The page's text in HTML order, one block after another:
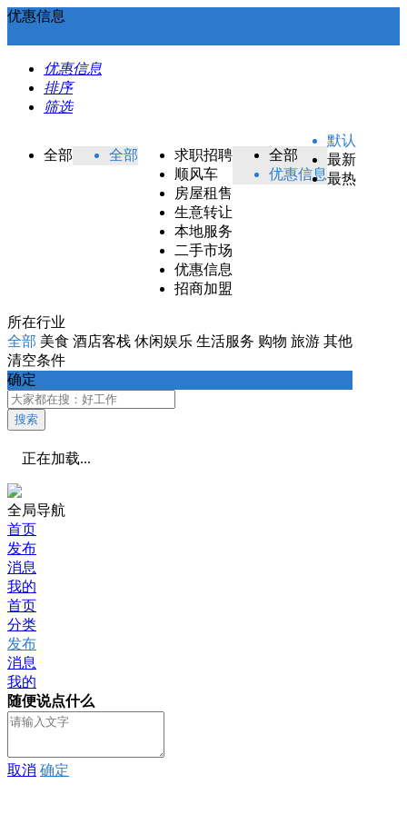
优惠信息
优惠信息
排序
筛选
全部 全部
求职招聘
顺风车
房屋租售
生意转让
本地服务
二手市场
优惠信息
招商加盟
全部
优惠信息
默认
最新
最热
所在行业
全部 美食 酒店客栈 休闲娱乐 生活服务 购物 旅游 其他
清空条件
确定
搜索
正在加载...
全局导航
首页
发布
消息
我的
首页
分类
发布
消息
我的
随便说点什么
取消 确定